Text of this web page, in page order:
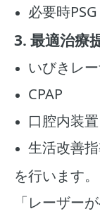
必要時PSG
3. 最適治療
いびきレ
CPAP
口腔内装置
生活改善
を行います。
「レーザー